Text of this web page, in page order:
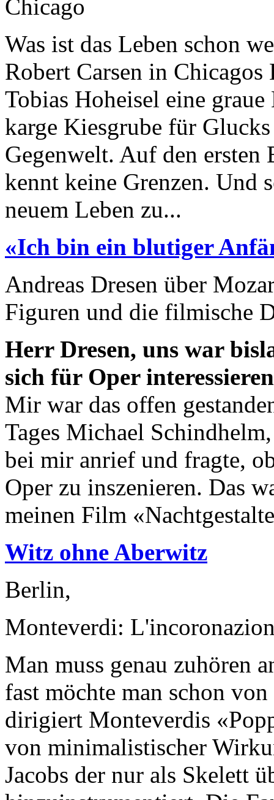
Chicago
Was ist das Leben schon
Robert Carsen in
Tobias Hoheisel eine
karge Kiesgrube für
Gegenwelt. Auf den ersten
kennt keine Grenzen. Und
neuem Leben zu...
«Ich bin ein blutiger
Andreas Dresen über
Figuren und die filmische
Herr Dresen, uns war
sich für Oper
Mir war das offen
Tages Michael
bei mir anrief und fragte,
Oper zu inszenieren. Das
meinen Film
Witz ohne Aberwitz
Berlin,
Monteverdi:
Man muss genau zuhören
fast möchte man schon
dirigiert Monteverdis
von minimalistischer
Jacobs der nur als Skelett